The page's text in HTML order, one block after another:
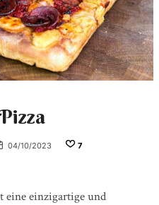
04/10/2023
7
eine einzigartige und